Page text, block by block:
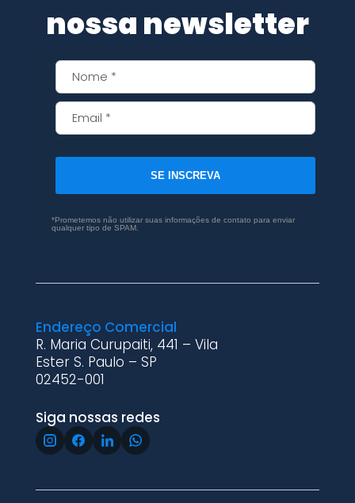
nossa newsletter
SE INSCREVA
*Prometemos não utilizar suas informações de contato para enviar
qualquer tipo de SPAM.
Endereço Comercial
R. Maria Curupaiti, 441 – Vila
Ester S. Paulo – SP
02452-001
Siga nossas redes